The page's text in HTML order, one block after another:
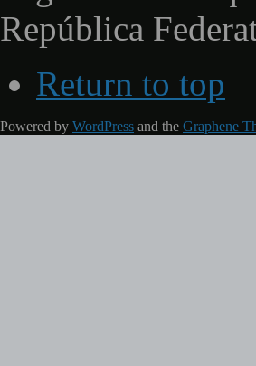
República
Return to top
Powered by WordPress and the Graphene